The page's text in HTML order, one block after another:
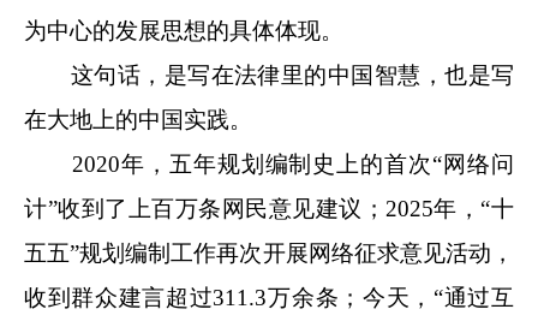
为中心的发展思想的具体体现。
这句话，是写在法律里的中国智慧，也是写
在大地上的中国实践。
2020年，五年规划编制史上的首次“网络问
计”收到了上百万条网民意见建议；2025年，“十
五五”规划编制工作再次开展网络征求意见活动，
收到群众建言超过311.3万余条；今天，“通过互